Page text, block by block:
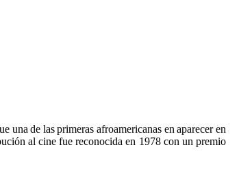
de las primeras afroamericanas en aparecer en
al cine fue reconocida en 1978 con un premio